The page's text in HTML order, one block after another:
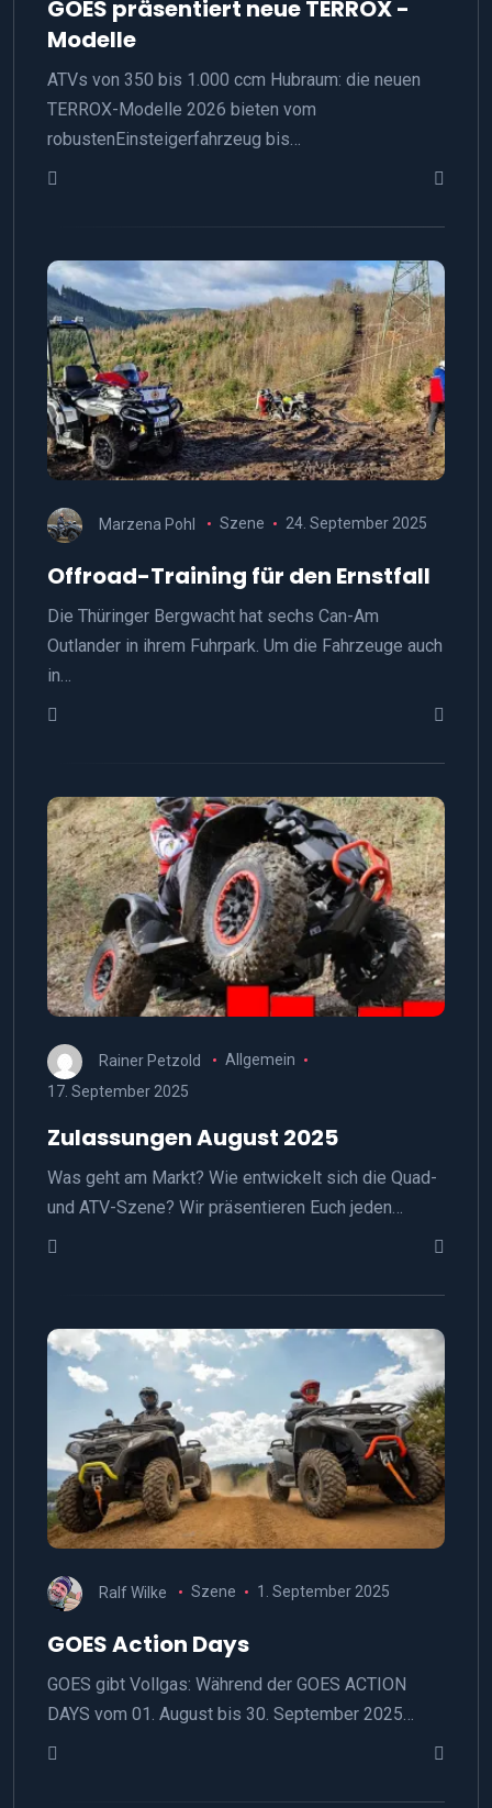
GOES präsentiert neue TERROX -
Modelle
ATVs von 350 bis 1.000 ccm Hubraum: die neuen
TERROX-Modelle 2026 bieten vom
robustenEinsteigerfahrzeug bis…
Marzena Pohl Szene 24. September 2025
Offroad-Training für den Ernstfall
Die Thüringer Bergwacht hat sechs Can-Am
Outlander in ihrem Fuhrpark. Um die Fahrzeuge auch
in…
Rainer Petzold
Allgemein
17. September 2025
Zulassungen August 2025
Was geht am Markt? Wie entwickelt sich die Quad-
und ATV-Szene? Wir präsentieren Euch jeden…
Ralf Wilke Szene 1. September 2025
GOES Action Days
GOES gibt Vollgas: Während der GOES ACTION
DAYS vom 01. August bis 30. September 2025…